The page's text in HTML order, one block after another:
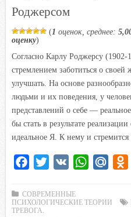
Роджерсом
(1 оценок, среднее:
оценку)
Согласно Карлу Роджерсу
стремлением заботиться о
улучшать. На основе
людьми и их поведения, у
представлений о себе —
бы стать в результате
идеальное Я. К нему и стремится
c
e
i
t
W
t
l
СОВРЕМЕННЫЕ
ПСИХОЛОГИЧЕСКИЕ ТЕОРИИ
ТРЕВОГА.